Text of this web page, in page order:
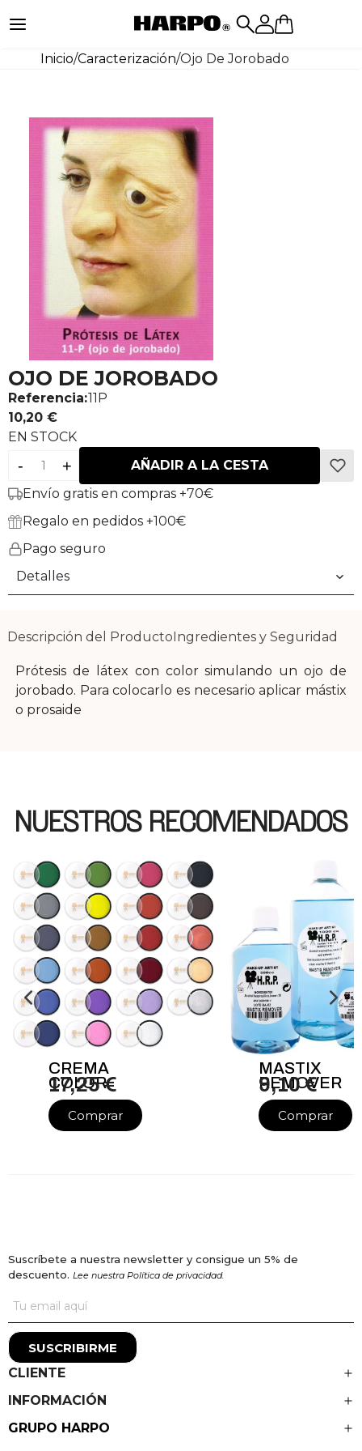
Inicio/Caracterización/Ojo De Jorobado
OJO DE JOROBADO
Referencia:11P
10,20 €
EN STOCK
- +
AÑADIR A LA CESTA
Envío gratis en compras +70€
Regalo en pedidos +100€
Pago seguro
Detalles
Descripción del ProductoIngredientes y Seguridad
Prótesis de látex con color simulando un ojo de
jorobado. Para colocarlo es necesario aplicar mástix
o prosaide
NUESTROS RECOMENDADOS
CREMA
COLOR
17,25 €
Comprar
MASTIX
REMOVER
9,10 €
Comprar
Suscríbete a nuestra newsletter y consigue un 5% de
descuento. Lee nuestra Política de privacidad.
SUSCRIBIRME
CLIENTE
INFORMACIÓN
GRUPO HARPO